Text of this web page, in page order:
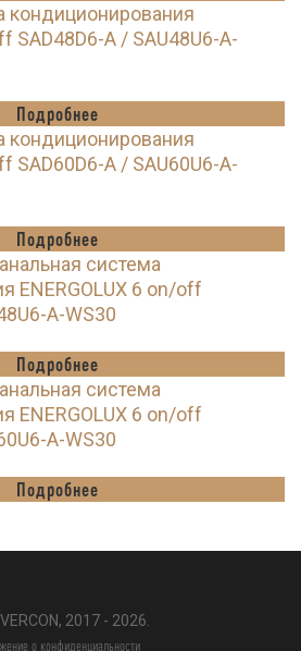
кондиционирования
SAD48D6-A / SAU48U6-A-
Подробнее
кондиционирования
SAD60D6-A / SAU60U6-A-
Подробнее
система
ENERGOLUX 6 on/off
A-WS30
Подробнее
система
ENERGOLUX 6 on/off
A-WS30
Подробнее
2017 - 2026.
о конфиденциальности